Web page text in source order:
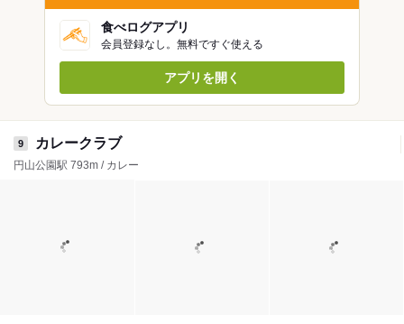
食べログアプリ
会員登録なし。無料ですぐ使える
アプリを開く
9 カレークラブ
円山公園駅 793m / カレー